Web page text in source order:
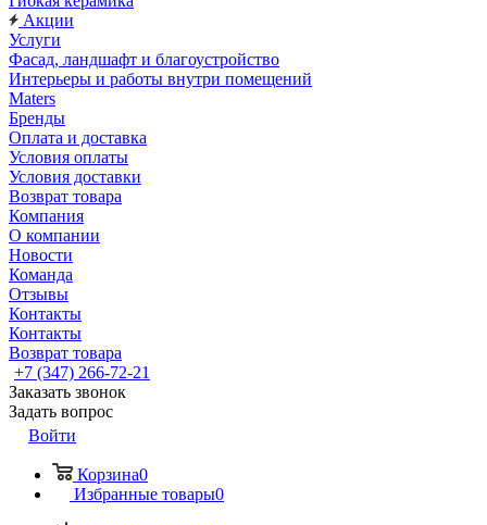
Акции
Услуги
Фасад, ландшафт и благоустройство
Интерьеры и работы внутри помещений
Maters
Бренды
Оплата и доставка
Условия оплаты
Условия доставки
Возврат товара
Компания
О компании
Новости
Команда
Отзывы
Контакты
Контакты
Возврат товара
+7 (347) 266-72-21
Заказать звонок
Задать вопрос
Войти
Корзина0
Избранные товары0